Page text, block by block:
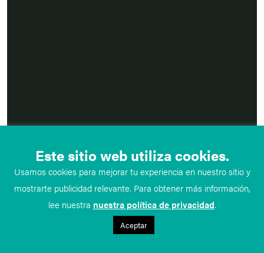
Este sitio web utiliza cookies.
Usamos cookies para mejorar tu experiencia en nuestro sitio y
mostrarte publicidad relevante. Para obtener más información,
lee nuestra nuestra política de privacidad.
Aceptar